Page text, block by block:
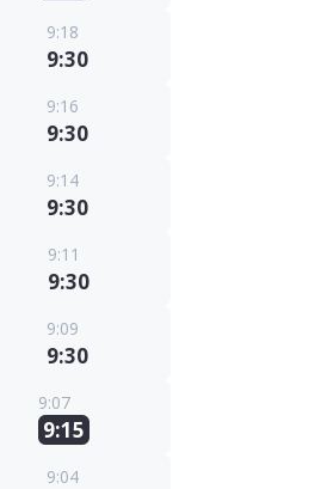
9:18
9:30
9:16
9:30
9:14
9:30
9:11
9:30
9:09
9:30
9:07
9:15
9:04